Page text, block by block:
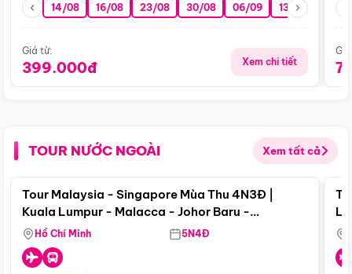
14/08 16/08 23/08 30/08 06/09 13/09 20/09
Giá từ:
399.000đ Xem chi tiết
TOUR NƯỚC NGOÀI Xem tất cả
Điểm nổi bật
Tour Malaysia - Singapore Mùa Thu 4N3Đ |
Kuala Lumpur - Malacca - Johor Baru -
Singapore
Hồ Chí Minh 5N4Đ